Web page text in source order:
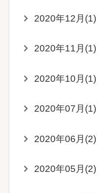
2020年12月(1)
2020年11月(1)
2020年10月(1)
2020年07月(1)
2020年06月(2)
2020年05月(2)